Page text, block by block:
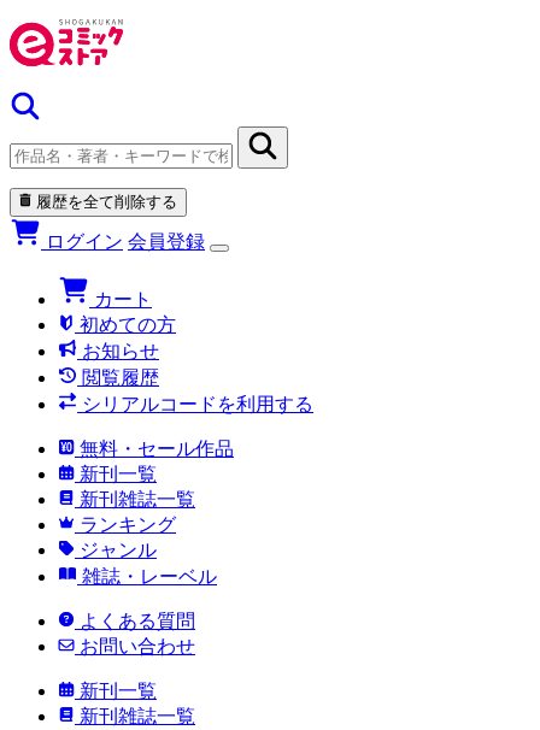
履歴を全て削除する
ログイン 会員登録
カート
初めての方
お知らせ
閲覧履歴
シリアルコードを利用する
無料・セール作品
新刊一覧
新刊雑誌一覧
ランキング
ジャンル
雑誌・レーベル
よくある質問
お問い合わせ
新刊一覧
新刊雑誌一覧